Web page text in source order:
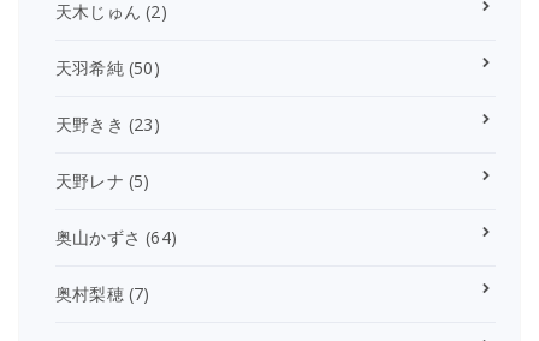
天木じゅん (2)
天羽希純(50)
天野きき (23)
天野レナ (5)
奥山かずさ (64)
奥村梨穂(7)